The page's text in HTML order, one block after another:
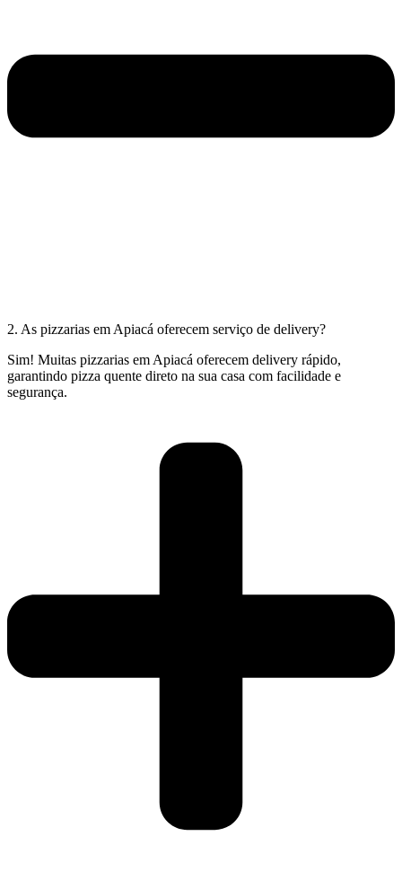
2. As pizzarias em Apiacá oferecem serviço de delivery?
Sim! Muitas pizzarias em Apiacá oferecem delivery rápido,
garantindo pizza quente direto na sua casa com facilidade e
segurança.